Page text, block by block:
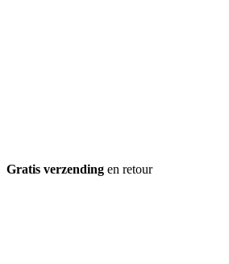
Gratis verzending en retour